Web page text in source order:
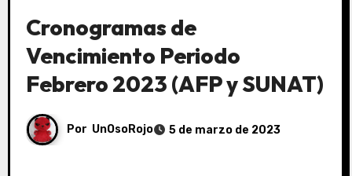
Cronogramas de
Vencimiento Periodo
Febrero 2023 (AFP y SUNAT)
Por UnOsoRojo 5 de marzo de 2023